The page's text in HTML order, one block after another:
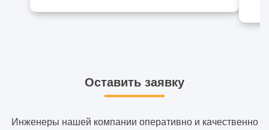
Оставить заявку
Инженеры нашей компании оперативно и качественно